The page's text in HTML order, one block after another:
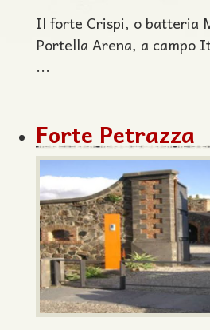
Il forte Crispi, o batteria
Portella Arena, a campo
...
Forte Petrazza